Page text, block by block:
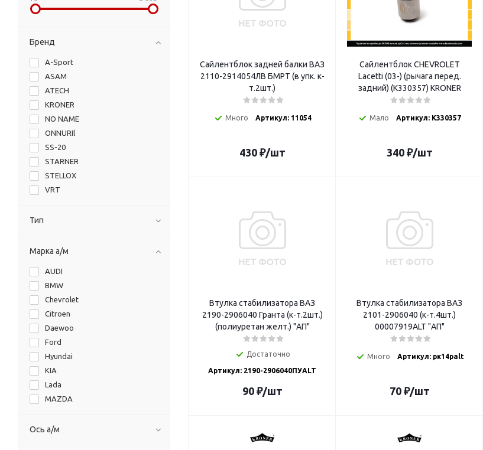
Сайлентблок задней балки ВАЗ
2110-2914054ЛВ БМРТ (в упк. к-
т.2шт.)
Много Артикул: 11054
430₽/шт
Сайлентблок CHEVROLET
Lacetti (03-) (рычага перед.
задний) (K330357) KRONER
Мало Артикул: K330357
340₽/шт
Втулка стабилизатора ВАЗ
2190-2906040 Гранта (к-т.2шт.)
(полиуретан желт.) "АП"
Достаточно
Артикул: 2190-2906040ПУALT
90₽/шт
Втулка стабилизатора ВАЗ
2101-2906040 (к-т.4шт.)
00007919ALT "АП"
Много Артикул: рк14palt
70₽/шт
Бренд
A-Sport
ASAM
ATECH
KRONER
NO NAME
ONNURIl
SS-20
STARNER
STELLOX
VRT
Завод ТРУД
ЛОГО-Д
Москвич
Начало
ПИК
ПРОМДЕТАЛЬ
СЭВИ
Форвард
ШАНС+
Тип
Марка а/м
AUDI
BMW
Chevrolet
Citroen
Daewoo
Ford
Hyundai
KIA
Lada
MAZDA
Mitsubishi
Ось а/м